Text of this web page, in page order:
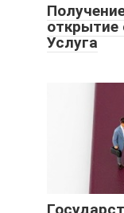
открытие
Услуга